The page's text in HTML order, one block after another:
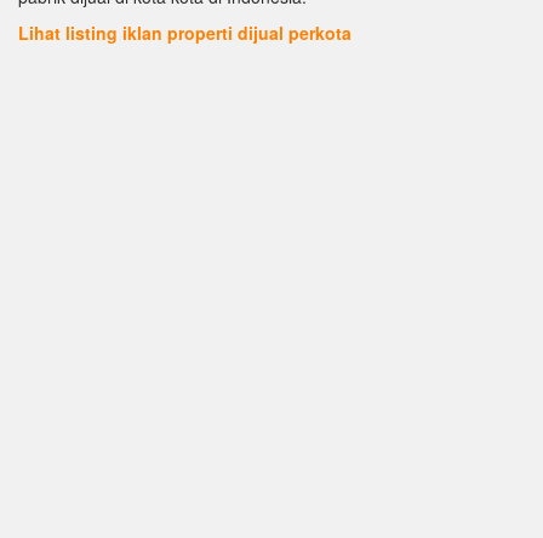
Lihat listing iklan properti dijual perkota